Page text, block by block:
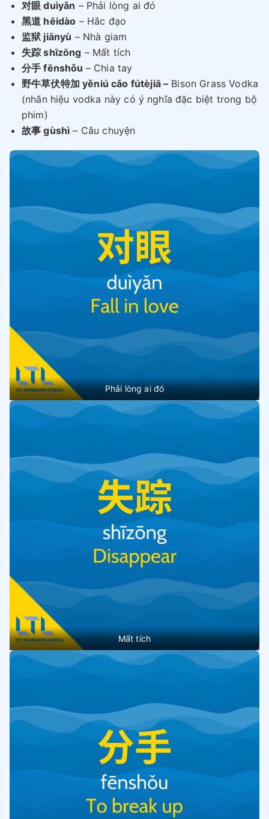
对眼 duìyǎn – Phải lòng ai đó
黑道 hēidào – Hắc đạo
监狱 jiānyù – Nhà giam
失踪 shīzōng – Mất tích
分手 fēnshǒu – Chia tay
野牛草伏特加 yěniú cǎo fútèjiā – Bison Grass Vodka
(nhãn hiệu vodka này có ý nghĩa đặc biệt trong bộ
phim)
故事 gùshì – Câu chuyện
Phải lòng ai đó
Mất tích